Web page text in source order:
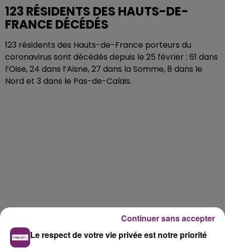
123 RÉSIDENTS DES HAUTS-DE-
FRANCE DÉCÉDÉS
123 résidents des Hauts-de-France porteurs du
coronavirus sont décédés depuis le 25 février : 61 dans
l’Oise, 24 dans l’Aisne, 27 dans la Somme, 8 dans le
Nord et 3 dans le Pas-de-Calais.
Le respect de votre vie privée est notre priorité
Continuer sans accepter